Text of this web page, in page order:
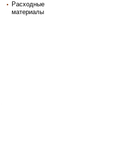
Расходные
материалы